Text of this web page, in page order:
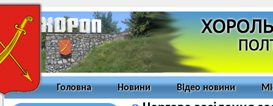
Головна Новини Відео новини